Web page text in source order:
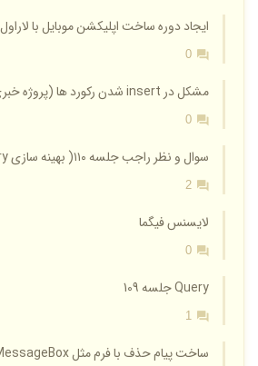
ایجاد دوره ساخت اپلیکشن موبایل با لاراول
0
مشکل در insert شدن رکورد ها (پروژه خبری)
0
سوال و نظر راجب جلسه ۱۱۰( بهینه سازی query)
2
لایسنس فیگما
0
Query جلسه 109
1
ساخت پیام حذف با فرم مثل MessageBox فارسی